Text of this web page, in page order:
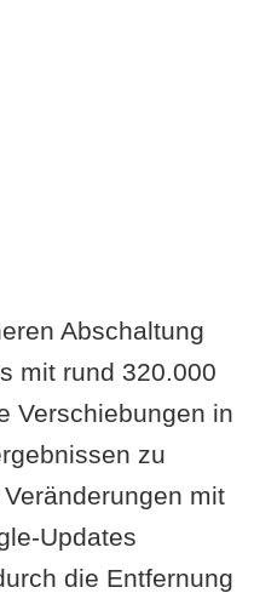
Abschaltung
mit rund 320.000
Verschiebungen in
zu
mit
Updates
die Entfernung